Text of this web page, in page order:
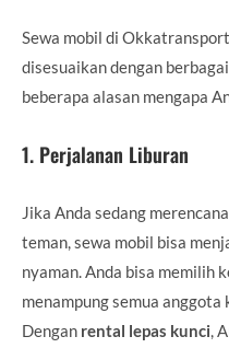
Sewa mobil di
disesuaikan dengan
beberapa alasan mengapa
1. Perjalanan Liburan
Jika Anda sedang
teman, sewa mobil bisa
nyaman. Anda bisa memilih
menampung semua
Dengan rental lepas kunci ,